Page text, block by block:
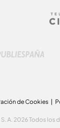
de Cookies
A. 2026 Todos los